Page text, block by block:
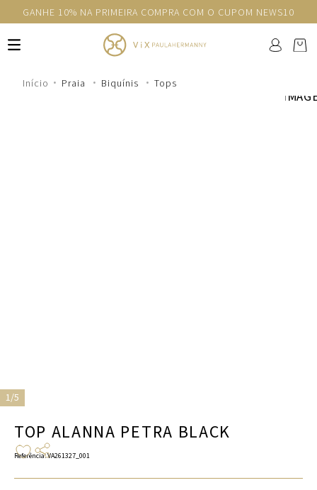
GANHE 10% NA PRIMEIRA COMPRA COM O CUPOM NEWS10
Praia Biquínis Tops
1/5
TOP ALANNA PETRA BLACK
Referência:VA261327_001